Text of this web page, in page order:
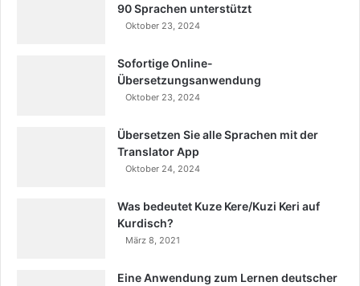
90 Sprachen unterstützt
Oktober 23, 2024
Sofortige Online-
Übersetzungsanwendung
Oktober 23, 2024
Übersetzen Sie alle Sprachen mit der
Translator App
Oktober 24, 2024
Was bedeutet Kuze Kere/Kuzi Keri auf
Kurdisch?
März 8, 2021
Eine Anwendung zum Lernen deutscher